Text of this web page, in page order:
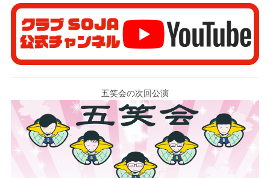
五笑会の次回公演